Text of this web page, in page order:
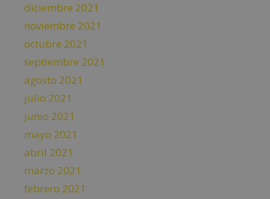
diciembre 2021
noviembre 2021
octubre 2021
septiembre 2021
agosto 2021
julio 2021
junio 2021
mayo 2021
abril 2021
marzo 2021
febrero 2021